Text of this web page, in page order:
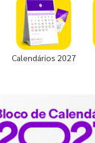
Calendários 2027